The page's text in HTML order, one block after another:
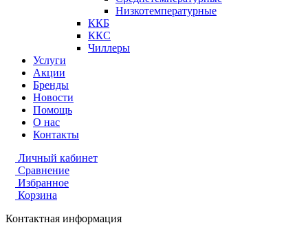
Низкотемпературные
ККБ
ККС
Чиллеры
Услуги
Акции
Бренды
Новости
Помощь
О нас
Контакты
Личный кабинет
Сравнение
Избранное
Корзина
Контактная информация